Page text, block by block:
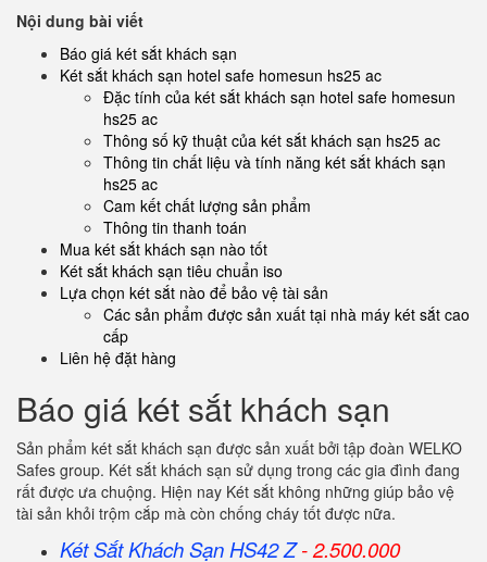
Nội dung bài viết
Báo giá két sắt khách sạn
Két sắt khách sạn hotel safe homesun hs25 ac
Đặc tính của két sắt khách sạn hotel safe homesun
hs25 ac
Thông số kỹ thuật của két sắt khách sạn hs25 ac
Thông tin chất liệu và tính năng két sắt khách sạn
hs25 ac
Cam kết chất lượng sản phẩm
Thông tin thanh toán
Mua két sắt khách sạn nào tốt
Két sắt khách sạn tiêu chuẩn iso
Lựa chọn két sắt nào để bảo vệ tài sản
Các sản phẩm được sản xuất tại nhà máy két sắt cao
cấp
Liên hệ đặt hàng
Báo giá két sắt khách sạn
Sản phẩm két sắt khách sạn được sản xuất bởi tập đoàn WELKO
Safes group. Két sắt khách sạn sử dụng trong các gia đình đang
rất được ưa chuộng. Hiện nay Két sắt không những giúp bảo vệ
tài sản khỏi trộm cắp mà còn chống cháy tốt được nữa.
Két Sắt Khách Sạn HS42 Z- 2.500.000